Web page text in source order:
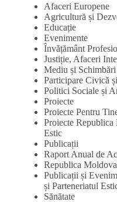
Afaceri Europene
Agricultură și
Educație
Evenimente
Învățământ
Justiție, Afaceri
Mediu și
Participare Civică
Politici Sociale și
Proiecte
Proiecte Pentru
Proiecte Republica
Estic
Publicații
Raport Anual de
Republica Moldova
Publicații și
și Parteneriatul
Sănătate